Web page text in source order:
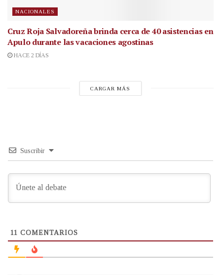
NACIONALES
Cruz Roja Salvadoreña brinda cerca de 40 asistencias en
Apulo durante las vacaciones agostinas
HACE 2 DÍAS
CARGAR MÁS
Suscribir
11 COMENTARIOS